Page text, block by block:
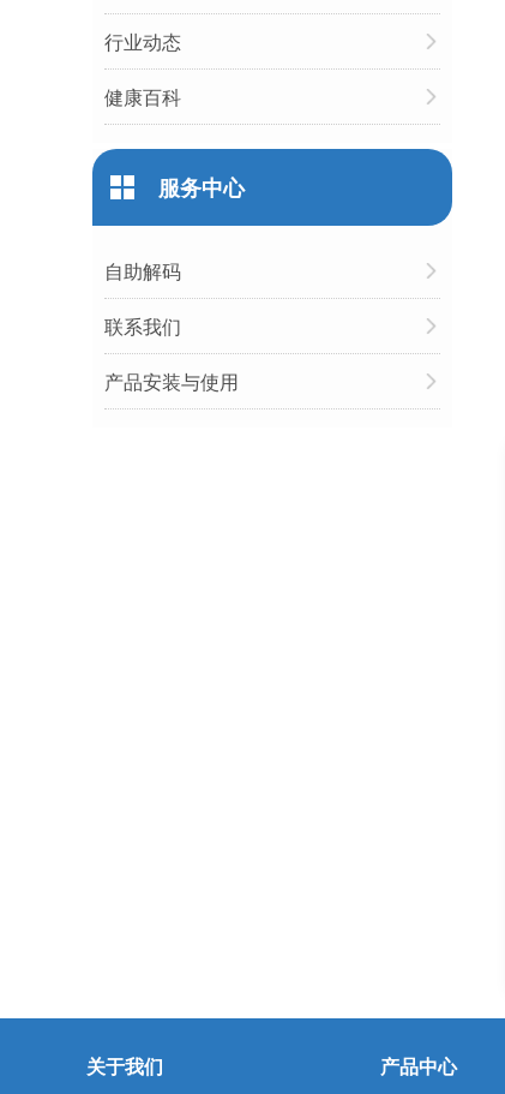
行业动态
健康百科
服务中心
自助解码
联系我们
产品安装与使用
关于我们 产品中心